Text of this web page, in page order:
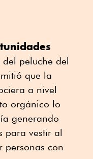
peluche del
que la
a nivel
orgánico lo
generando
para vestir al
personas con